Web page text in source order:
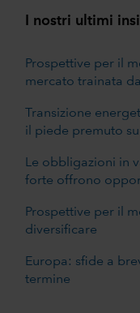
I nostri ultimi
Prospettive per il
mercato trainata
Transizione
il piede premuto
Le obbligazioni in
forte offrono
Prospettive per il
diversificare
Europa: sfide a
termine